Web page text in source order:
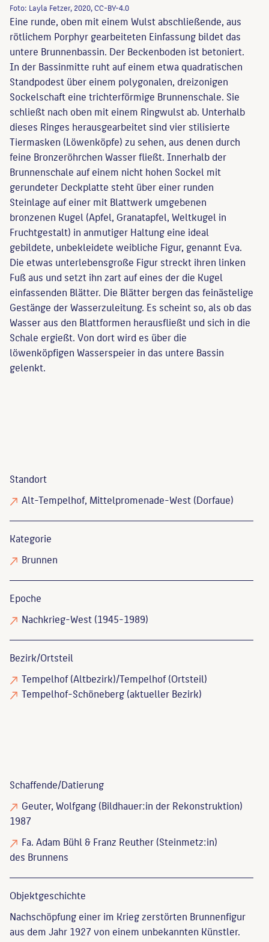
Foto: Layla Fetzer, 2020, CC-BY-4.0
Eine runde, oben mit einem Wulst abschließende, aus
rötlichem Porphyr gearbeiteten Einfassung bildet das
untere Brunnenbassin. Der Beckenboden ist betoniert.
In der Bassinmitte ruht auf einem etwa quadratischen
Standpodest über einem polygonalen, dreizonigen
Sockelschaft eine trichterförmige Brunnenschale. Sie
schließt nach oben mit einem Ringwulst ab. Unterhalb
dieses Ringes herausgearbeitet sind vier stilisierte
Tiermasken (Löwenköpfe) zu sehen, aus denen durch
feine Bronzeröhrchen Wasser fließt. Innerhalb der
Brunnenschale auf einem nicht hohen Sockel mit
gerundeter Deckplatte steht über einer runden
Steinlage auf einer mit Blattwerk umgebenen
bronzenen Kugel (Apfel, Granatapfel, Weltkugel in
Fruchtgestalt) in anmutiger Haltung eine ideal
gebildete, unbekleidete weibliche Figur, genannt Eva.
Die etwas unterlebensgroße Figur streckt ihren linken
Fuß aus und setzt ihn zart auf eines der die Kugel
einfassenden Blätter. Die Blätter bergen das feinästelige
Gestänge der Wasserzuleitung. Es scheint so, als ob das
Wasser aus den Blattformen herausfließt und sich in die
Schale ergießt. Von dort wird es über die
löwenköpfigen Wasserspeier in das untere Bassin
gelenkt.
Standort
Alt-Tempelhof, Mittelpromenade-West (Dorfaue)
Kategorie
Brunnen
Epoche
Nachkrieg-West (1945-1989)
Bezirk/Ortsteil
Tempelhof (Altbezirk)/Tempelhof (Ortsteil)
Tempelhof-Schöneberg (aktueller Bezirk)
Schaffende/Datierung
Geuter, Wolfgang(Bildhauer:in der Rekonstruktion)
1987
Fa. Adam Bühl & Franz Reuther(Steinmetz:in)
des Brunnens
Objekt­geschichte
Nachschöpfung einer im Krieg zerstörten Brunnenfigur
aus dem Jahr 1927 von einem unbekannten Künstler.